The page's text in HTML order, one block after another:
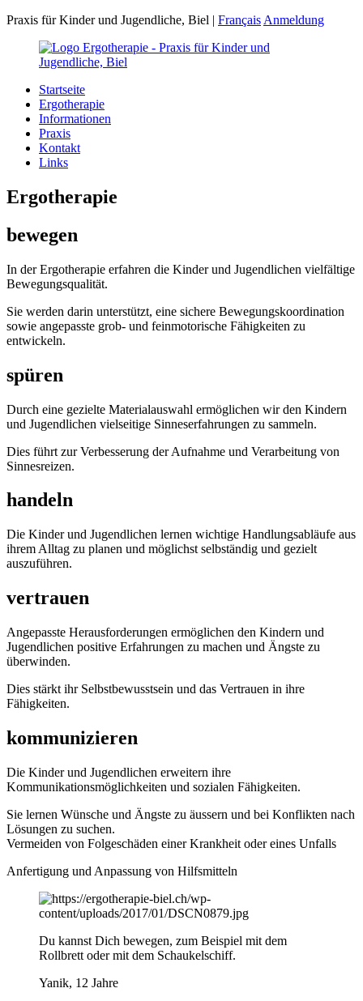
Praxis für Kinder und Jugendliche, Biel | Français Anmeldung
Startseite
Ergotherapie
Informationen
Praxis
Kontakt
Links
Ergotherapie
bewegen
In der Ergotherapie erfahren die Kinder und Jugendlichen vielfältige
Bewegungsqualität.
Sie werden darin unterstützt, eine sichere Bewegungskoordination
sowie angepasste grob- und feinmotorische Fähigkeiten zu
entwickeln.
spüren
Durch eine gezielte Materialauswahl ermöglichen wir den Kindern
und Jugendlichen vielseitige Sinneserfahrungen zu sammeln.
Dies führt zur Verbesserung der Aufnahme und Verarbeitung von
Sinnesreizen.
handeln
Die Kinder und Jugendlichen lernen wichtige Handlungsabläufe aus
ihrem Alltag zu planen und möglichst selbständig und gezielt
auszuführen.
vertrauen
Angepasste Herausforderungen ermöglichen den Kindern und
Jugendlichen positive Erfahrungen zu machen und Ängste zu
überwinden.
Dies stärkt ihr Selbstbewusstsein und das Vertrauen in ihre
Fähigkeiten.
kommunizieren
Die Kinder und Jugendlichen erweitern ihre
Kommunikationsmöglichkeiten und sozialen Fähigkeiten.
Sie lernen Wünsche und Ängste zu äussern und bei Konflikten nach
Lösungen zu suchen.
Vermeiden von Folgeschäden einer Krankheit oder eines Unfalls
Anfertigung und Anpassung von Hilfsmitteln
Du kannst Dich bewegen, zum Beispiel mit dem
Rollbrett oder mit dem Schaukelschiff.
Yanik, 12 Jahre